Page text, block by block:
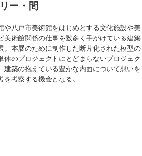
ー・間
や八戸市美術館をはじめとする文化施設や美
美術館関係の仕事を数多く手がけている建築
。本展のために制作した断片化された模型の
体のプロジェクトにとどまらないプロジェク
建築の抱えている豊かな内面について想いを
を考察する機会となる。